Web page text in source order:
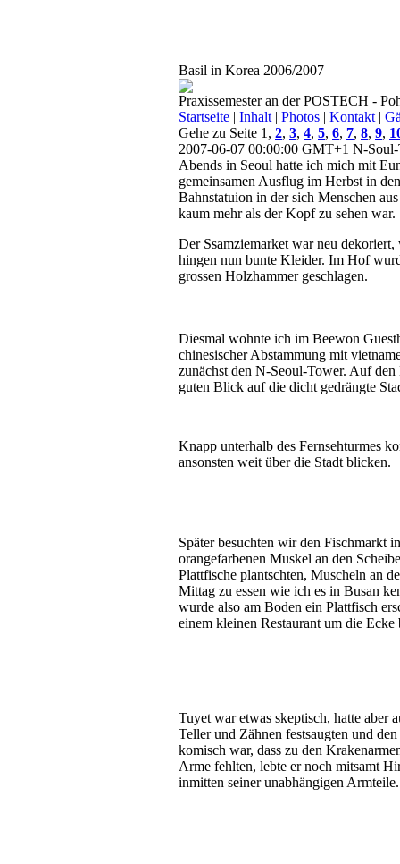
Basil in Korea 2006/2007
Praxissemester an der POSTECH -
Startseite | Inhalt | Photos | Kontakt |
Gehe zu Seite 1, 2, 3, 4, 5, 6, 7, 8, 9,
2007-06-07 00:00:00 GMT+1 N-
Abends in Seoul hatte ich mich mit
gemeinsamen Ausflug im Herbst in
Bahnstatuion in der sich Menschen
kaum mehr als der Kopf zu sehen war.
Der Ssamziemarket war neu
hingen nun bunte Kleider. Im Hof
grossen Holzhammer geschlagen.
Diesmal wohnte ich im Beewon
chinesischer Abstammung mit
zunächst den N-Seoul-Tower. Auf
guten Blick auf die dicht gedrängte
Knapp unterhalb des Fernsehturmes
ansonsten weit über die Stadt blicken.
Später besuchten wir den Fischmarkt
orangefarbenen Muskel an den
Plattfische plantschten, Muscheln an
Mittag zu essen wie ich es in Busan
wurde also am Boden ein Plattfisch
einem kleinen Restaurant um die
Tuyet war etwas skeptisch, hatte aber
Teller und Zähnen festsaugten und
komisch war, dass zu den
Arme fehlten, lebte er noch mitsamt
inmitten seiner unabhängigen Armteile.